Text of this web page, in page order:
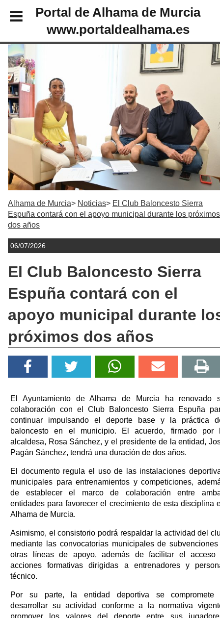
Portal de Alhama de Murcia
www.portaldealhama.es
Alhama de Murcia Noticias
El Club Baloncesto Sierra
Espuña contará con el apoyo municipal durante los próximos
dos años
06/07/2026
El Club Baloncesto Sierra
Espuña contará con el
apoyo municipal durante
próximos dos años
El Ayuntamiento de Alhama de Murcia ha renovado
colaboración con el Club Baloncesto Sierra Espuña
continuar impulsando el deporte base y la práctica
baloncesto en el municipio. El acuerdo, firmado por
alcaldesa, Rosa Sánchez, y el presidente de la entidad,
Pagán Sánchez, tendrá una duración de dos años.
El documento regula el uso de las instalaciones
municipales para entrenamientos y competiciones,
de establecer el marco de colaboración entre
entidades para favorecer el crecimiento de esta disciplina
Alhama de Murcia.
Asimismo, el consistorio podrá respaldar la actividad del
mediante las convocatorias municipales de
otras líneas de apoyo, además de facilitar el acceso
acciones formativas dirigidas a entrenadores y
técnico.
Por su parte, la entidad deportiva se compromete
desarrollar su actividad conforme a la normativa
promover los valores del deporte entre sus